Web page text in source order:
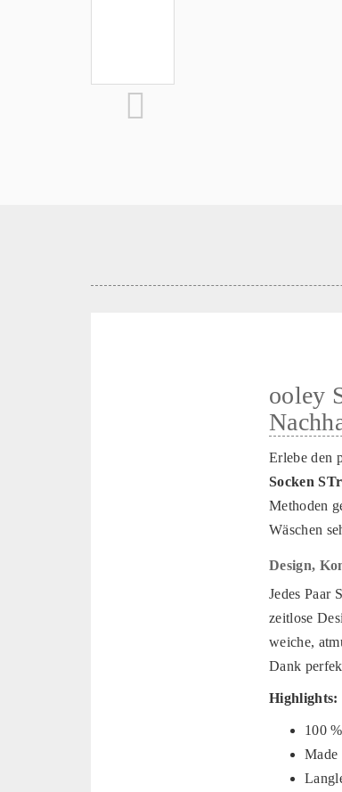
ooley
Erlebe den
Socken
Methoden
Wäschen
Design,
Jedes Paar
zeitlose
weiche,
Dank
Highlights:
100
Made